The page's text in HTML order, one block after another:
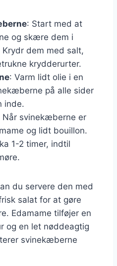
: Start med at
og skære dem i
dem med salt,
krydderurter.
: Varm lidt olie i en
på alle sider
inde.
Når svinekæberne er
og lidt bouillon.
1-2 timer, indtil
du servere den med
salat for at gøre
Edamame tilføjer en
og en let nøddeagtig
svinekæberne